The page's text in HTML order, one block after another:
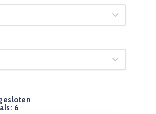
6